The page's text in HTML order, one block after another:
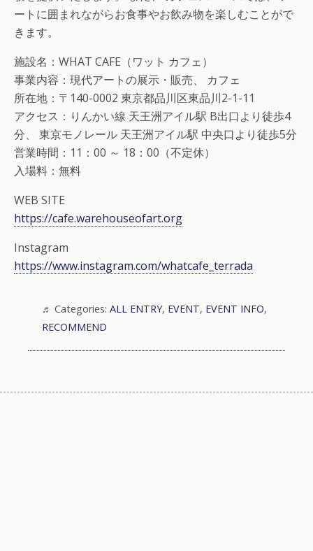
ートに囲まれながらお食事やお飲み物を楽しむことがで
きます。
施設名：WHAT CAFE（ワット カフェ）
事業内容：現代アートの展示・販売、 カフェ
所在地：〒140-0002 東京都品川区東品川2-1-11
アクセス：りんかい線 天王洲アイル駅 B出口より徒歩4
分、 東京モノレール 天王洲アイル駅 中央口より徒歩5分
営業時間：11：00 ～ 18：00（不定休）
入場料：無料
WEB SITE
https://cafe.warehouseofart.org
Instagram
https://www.instagram.com/whatcafe_terrada
Categories: ALL ENTRY, EVENT, EVENT INFO,
RECOMMEND